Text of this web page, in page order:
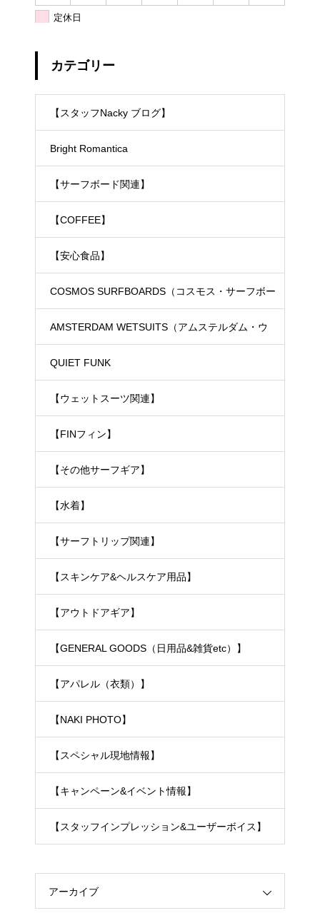
定休日
カテゴリー
【スタッフNacky ブログ】
Bright Romantica
【サーフボード関連】
【COFFEE】
【安心食品】
COSMOS SURFBOARDS（コスモス・サーフボー
ド）
AMSTERDAM WETSUITS（アムステルダム・ウ
ェットスーツ）
QUIET FUNK
【ウェットスーツ関連】
【FINフィン】
【その他サーフギア】
【水着】
【サーフトリップ関連】
【スキンケア&ヘルスケア用品】
【アウトドアギア】
【GENERAL GOODS（日用品&雑貨etc）】
【アパレル（衣類）】
【NAKI PHOTO】
【スペシャル現地情報】
【キャンペーン&イベント情報】
【スタッフインプレッション&ユーザーボイス】
アーカイブ